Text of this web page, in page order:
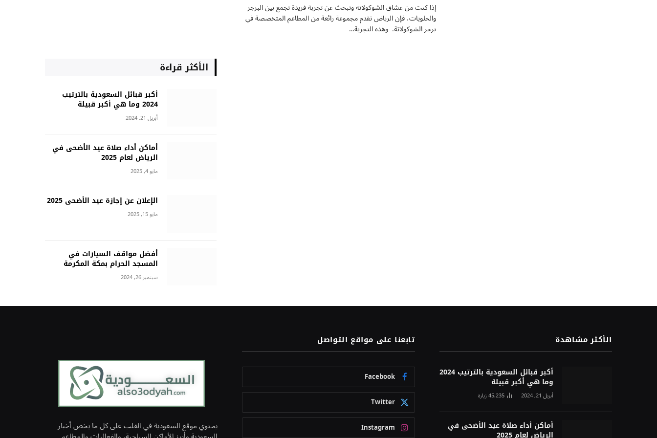
إذا كنت من عشاق الشوكولاته وتبحث عن تجربة فريدة تجمع بين البرجر
والحلويات، فإن الرياض تقدم مجموعة رائعة من المطاعم المتخصصة في
برجر الشوكولاتة. وهذه التجربة…
الأكثر قراءة
أكبر قبائل السعودية بالترتيب
2024 وما هي أكبر قبيلة
أبريل 21, 2024
أماكن أداء صلاة عيد الأضحى في
الرياض لعام 2025
مايو 4, 2025
الإعلان عن إجازة عيد الأضحى 2025
مايو 15, 2025
أفضل مواقف السيارات في
المسجد الحرام بمكة المكرمة
سبتمبر 26, 2024
الأكثر مشاهدة
أكبر قبائل السعودية بالترتيب 2024
وما هي أكبر قبيلة
أبريل 21, 2024 45٬235زيارة
أماكن أداء صلاة عيد الأضحى في
الرياض لعام 2025
تابعنا على مواقع التواصل
Facebook
Twitter
Instagram
يحتوي موقع السعودية في القلب على كل ما يخص أخبار